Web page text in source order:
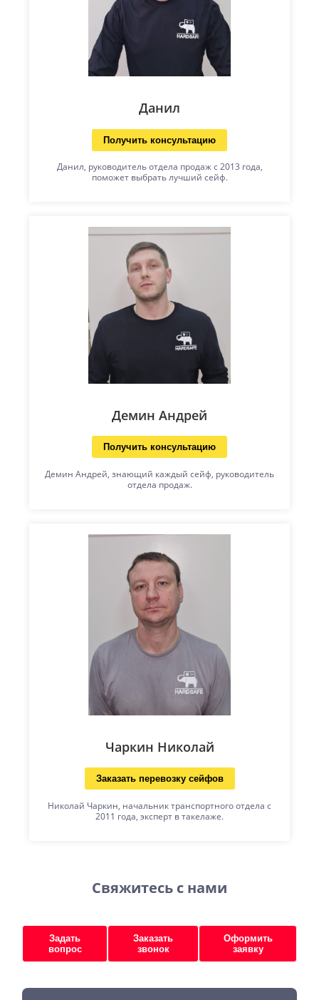
Данил
Получить консультацию
Данил, руководитель отдела продаж с 2013 года,
поможет выбрать лучший сейф.
Демин Андрей
Получить консультацию
Демин Андрей, знающий каждый сейф, руководитель
отдела продаж.
Чаркин Николай
Заказать перевозку сейфов
Николай Чаркин, начальник транспортного отдела с
2011 года, эксперт в такелаже.
Свяжитесь с нами
Задать
вопрос
Заказать
звонок
Оформить
заявку